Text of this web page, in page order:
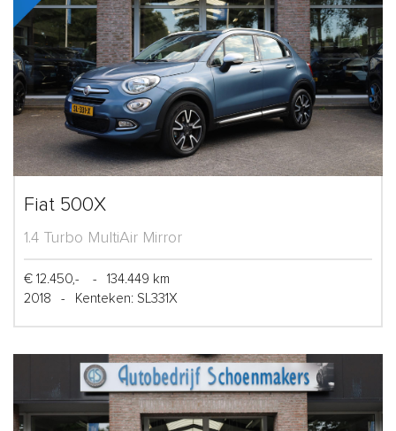
Fiat 500X
1.4 Turbo MultiAir Mirror
€ 12.450,- -
134.449 km
2018
- Kenteken: SL331X